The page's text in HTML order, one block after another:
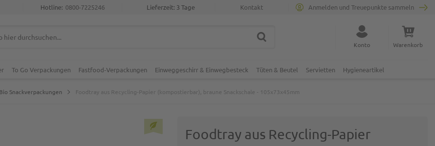
Kontakt
Lieferzeit: 3 Tage
Hotline: 0800-7225246 Anmelden und Treuepunkte sammeln
Suche schließen
SUCHE Konto Warenkorb
To Go Verpackungen Fastfood-Verpackungen Einweggeschirr & Einwegbesteck Tüten & Beutel Servietten Hygieneartikel
Bio Snackverpackungen Foodtray aus Recycling-Papier (kompostierbar), braune Snackschale - 105x73x45mm
Foodtray aus Recycling-Papier